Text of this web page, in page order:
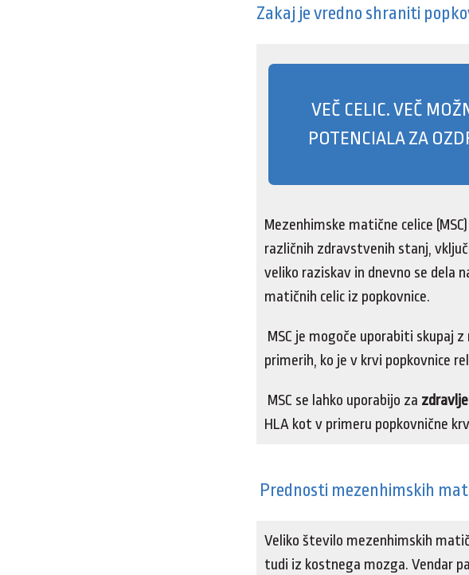
Zakaj je vredno shraniti
VEČ CELIC. VEČ
POTENCIALA ZA
Mezenhimske matične celice
različnih zdravstvenih stanj,
veliko raziskav in dnevno se dela
matičnih celic iz popkovnice.
MSC je mogoče uporabiti skupaj
primerih, ko je v krvi popkovnice
MSC se lahko uporabijo za
HLA kot v primeru popkovnične
Prednosti mezenhimskih
Veliko število mezenhimskih
tudi iz kostnega mozga. Vendar